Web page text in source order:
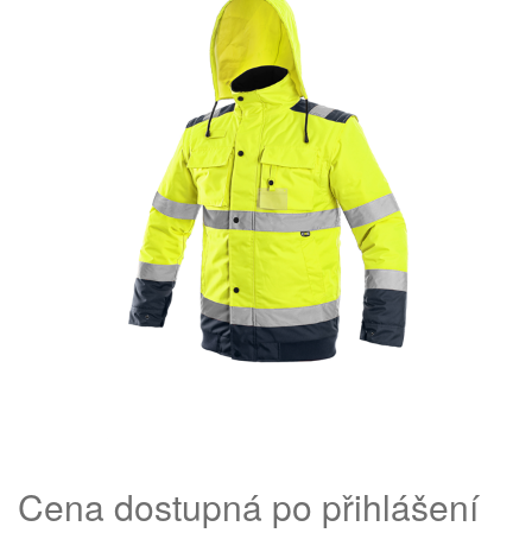
Cena dostupná po přihlášení